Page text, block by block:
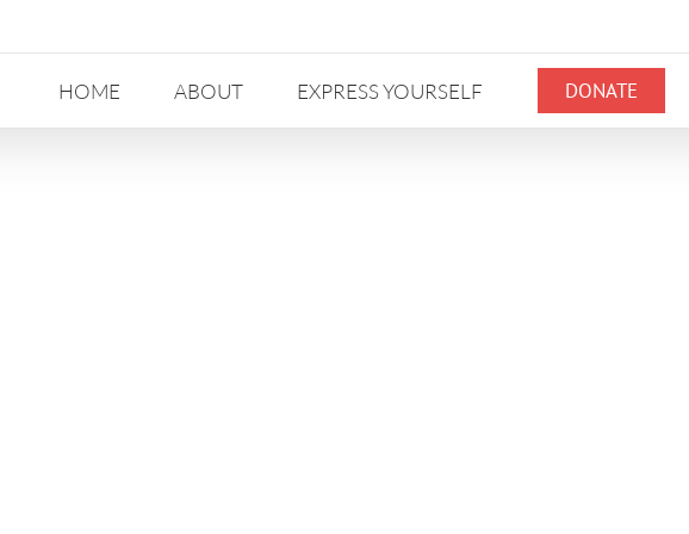
HOME ABOUT EXPRESS YOURSELF DONATE